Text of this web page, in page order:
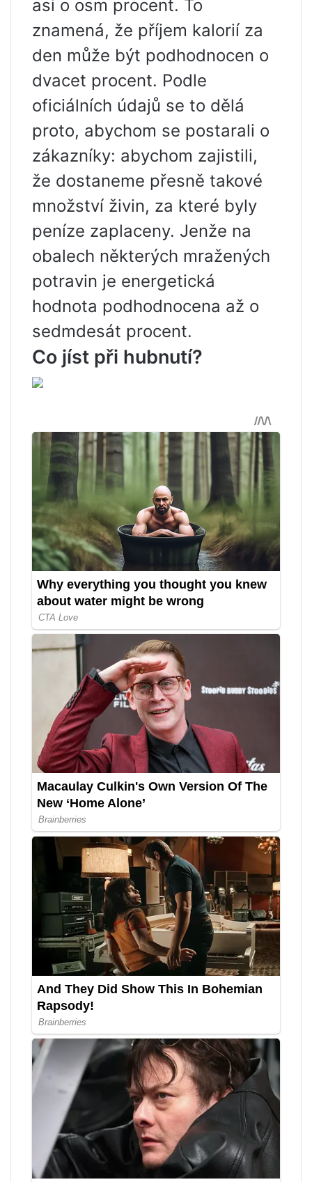
asi o osm procent. To
znamená, že příjem kalorií za
den může být podhodnocen o
dvacet procent. Podle
oficiálních údajů se to dělá
proto, abychom se postarali o
zákazníky: abychom zajistili,
že dostaneme přesně takové
množství živin, za které byly
peníze zaplaceny. Jenže na
obalech některých mražených
potravin je energetická
hodnota podhodnocena až o
sedmdesát procent.
Co jíst při hubnutí?